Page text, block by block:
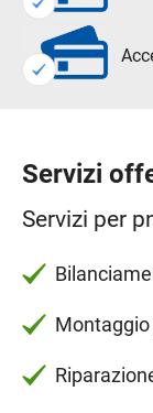
Servizi
Servizi per